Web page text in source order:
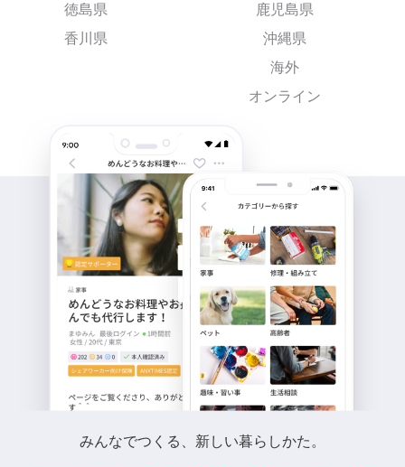
徳島県
香川県
鹿児島県
沖縄県
海外
オンライン
みんなでつくる、新しい暮らしかた。